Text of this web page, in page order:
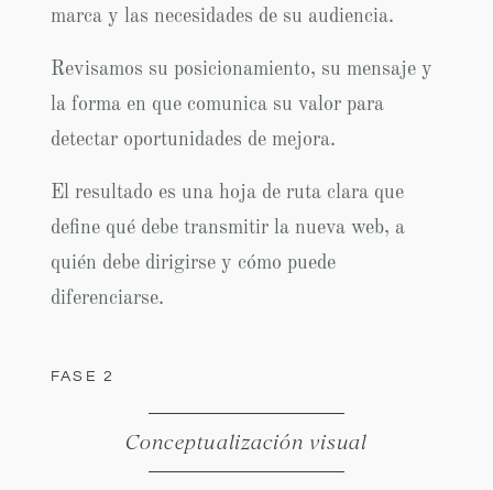
marca y las necesidades de su audiencia.
Revisamos su posicionamiento, su mensaje y
la forma en que comunica su valor para
detectar oportunidades de mejora.
El resultado es una hoja de ruta clara que
define qué debe transmitir la nueva web, a
quién debe dirigirse y cómo puede
diferenciarse.
FASE 2
Conceptualización visual